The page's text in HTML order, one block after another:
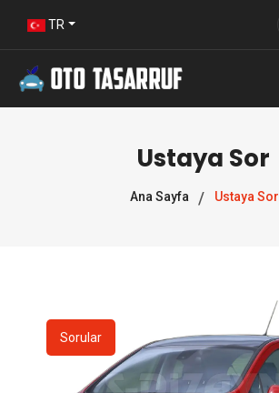
TR
Ustaya Sor
Ana Sayfa Ustaya Sor
Sorular